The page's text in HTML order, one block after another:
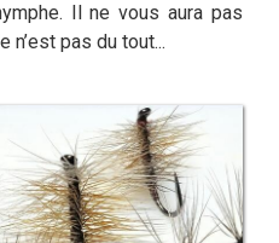
Il ne vous aura pas
n’est pas du tout...